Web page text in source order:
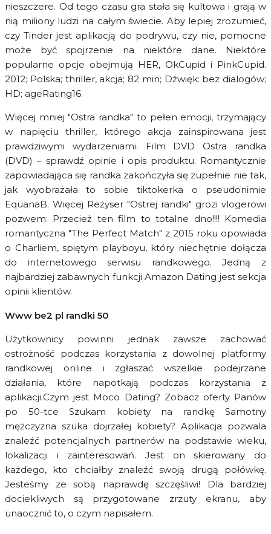
nieszczere. Od tego czasu gra stała się kultowa i grają w
nią miliony ludzi na całym świecie. Aby lepiej zrozumieć,
czy Tinder jest aplikacją do podrywu, czy nie, pomocne
może być spojrzenie na niektóre dane. Niektóre
popularne opcje obejmują HER, OkCupid i PinkCupid.
2012; Polska; thriller, akcja; 82 min; Dźwięk: bez dialogów;
HD; ageRating16.
Więcej mniej "Ostra randka" to pełen emocji, trzymający
w napięciu thriller, którego akcja zainspirowana jest
prawdziwymi wydarzeniami. Film DVD Ostra randka
(DVD) – sprawdź opinie i opis produktu. Romantycznie
zapowiadająca się randka zakończyła się zupełnie nie tak,
jak wyobrażała to sobie tiktokerka o pseudonimie
EquanaB. Więcej Reżyser "Ostrej randki" grozi vlogerowi
pozwem: Przecież ten film to totalne dno!!!! Komedia
romantyczna "The Perfect Match" z 2015 roku opowiada
o Charliem, spiętym playboyu, który niechętnie dołącza
do internetowego serwisu randkowego. Jedną z
najbardziej zabawnych funkcji Amazon Dating jest sekcja
opinii klientów.
Www be2 pl randki 50
Użytkownicy powinni jednak zawsze zachować
ostrożność podczas korzystania z dowolnej platformy
randkowej online i zgłaszać wszelkie podejrzane
działania, które napotkają podczas korzystania z
aplikacji.Czym jest Moco Dating? Zobacz oferty Panów
po 50-tce Szukam kobiety na randkę Samotny
mężczyzna szuka dojrzałej kobiety? Aplikacja pozwala
znaleźć potencjalnych partnerów na podstawie wieku,
lokalizacji i zainteresowań. Jest on skierowany do
każdego, kto chciałby znaleźć swoją drugą połówkę.
Jesteśmy ze sobą naprawdę szczęśliwi! Dla bardziej
dociekliwych są przygotowane zrzuty ekranu, aby
unaocznić to, o czym napisałem.